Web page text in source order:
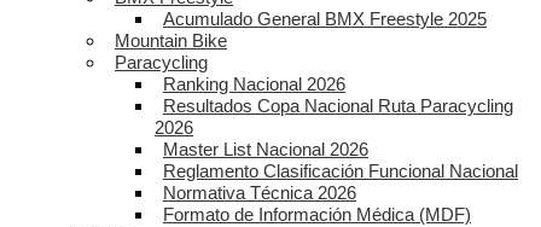
Acumulado General BMX Freestyle 2025
Mountain Bike
Paracycling
Ranking Nacional 2026
Resultados Copa Nacional Ruta Paracycling
2026
Master List Nacional 2026
Reglamento Clasificación Funcional Nacional
Normativa Técnica 2026
Formato de Información Médica (MDF)